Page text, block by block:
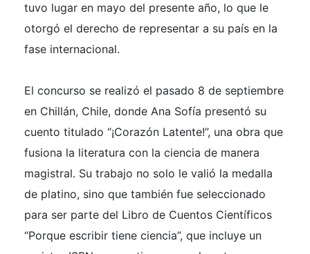
tuvo lugar en mayo del presente año, lo que le
otorgó el derecho de representar a su país en la
fase internacional.
El concurso se realizó el pasado 8 de septiembre
en Chillán, Chile, donde Ana Sofía presentó su
cuento titulado “¡Corazón Latente!”, una obra que
fusiona la literatura con la ciencia de manera
magistral. Su trabajo no solo le valió la medalla
de platino, sino que también fue seleccionado
para ser parte del Libro de Cuentos Científicos
“Porque escribir tiene ciencia”, que incluye un